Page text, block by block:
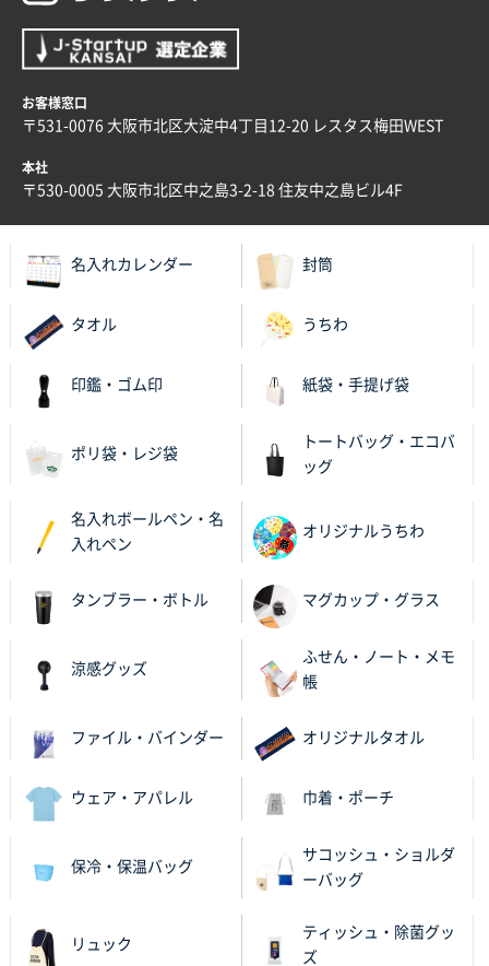
大阪府E社様
2025年11月28日 15:13
他部署のスタッフからの指示
兵庫県S社様
以前発注しているので、データが残っている点が良か
2025年11月25日 16:41
前回同様、安心できるから
uni ジェットストリーム 05
2025年11月21日 16:39
何度か注文していて、満足していたから
神奈川県のお客様
のし文言が変更できたのと価格。
千葉県M社様
ワンポイント箔押し紙袋 Sサイズ(A5対応)
2025年11月06日 14:57
営業ご担当者さまより、ご丁寧なサポートをいただ
進められました。
【ポリ袋】特別ご注文ページ
3000枚
お客様窓口
〒531-0076 大阪市北区大淀中4丁目12-20 レスタス梅田WEST
本社
〒530-0005 大阪市北区中之島3-2-18 住友中之島ビル4F
名入れカレンダー 封筒
タオル うちわ
印鑑・ゴム印 紙袋・手提げ袋
ポリ袋・レジ袋
トートバッグ・エコバ
ッグ
名入れボールペン・名
入れペン
オリジナルうちわ
タンブラー・ボトル マグカップ・グラス
涼感グッズ
ふせん・ノート・メモ
帳
ファイル・バインダー オリジナルタオル
ウェア・アパレル 巾着・ポーチ
保冷・保温バッグ
サコッシュ・ショルダ
ーバッグ
リュック
ティッシュ・除菌グッ
ズ